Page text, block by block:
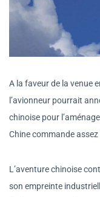
A la faveur de la venue
l’avionneur pourrait
chinoise pour
Chine commande assez
L’aventure chinoise
son empreinte